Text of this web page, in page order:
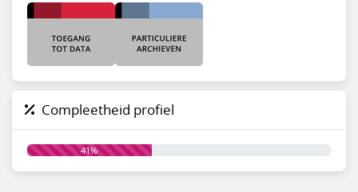
Compleetheid profiel
41%